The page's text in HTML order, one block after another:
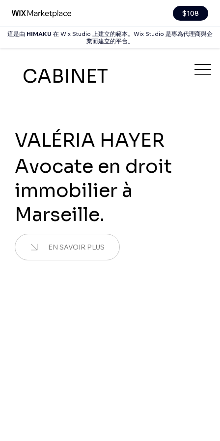
$108
這是由 HIMAKU 在 Wix Studio 上建立的範本。Wix Studio 是專為代理商與企
業而建立的平台。